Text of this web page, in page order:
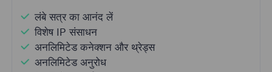
लंबे सत्र का आनंद लें
विशेष IP संसाधन
अनलिमिटेड कनेक्शन और थ्रेड्स
अनलिमिटेड अनुरोध